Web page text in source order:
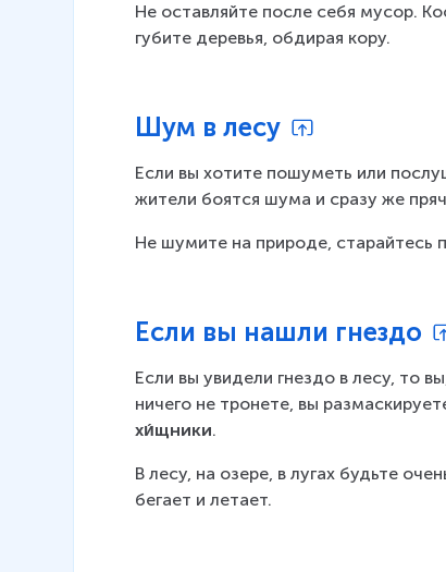
Не оставляйте после себя мусор.
губите деревья, обдирая кору.
Шум в лесу
Если вы хотите пошуметь или
жители боятся шума и сразу же
Не шумите на природе, старайтесь
Если вы нашли гнездо
Если вы увидели гнездо в лесу, то
ничего не тронете, вы
хи́щники.
В лесу, на озере, в лугах будьте
бегает и летает.